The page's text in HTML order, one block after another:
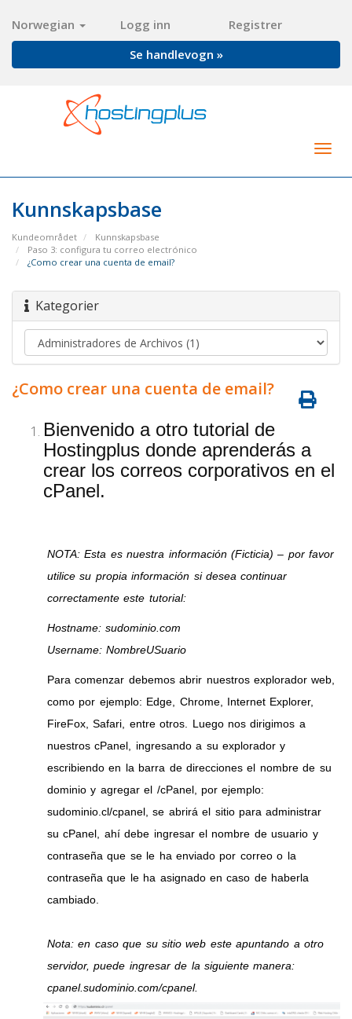
Norwegian Logg inn
Registrer
Se handlevogn »
Kunnskapsbase
Kundeområdet
Kunnskapsbase
Paso 3: configura tu correo electrónico
¿Como crear una cuenta de email?
Kategorier
¿Como crear una cuenta de email?
Bienvenido a otro tutorial de
Hostingplus donde aprenderás a
crear los correos corporativos en el
cPanel.
NOTA: Esta es nuestra información (Ficticia) – por favor
utilice su propia información si desea continuar
correctamente este tutorial:
Hostname: sudominio.com
Username: NombreUSuario
Para comenzar debemos abrir nuestros explorador web,
como por ejemplo: Edge, Chrome, Internet Explorer,
FireFox, Safari, entre otros. Luego nos dirigimos a
nuestros cPanel, ingresando a su explorador y
escribiendo en la barra de direcciones el nombre de su
dominio y agregar el /cPanel, por ejemplo:
sudominio.cl/cpanel, se abrirá el sitio para administrar
su cPanel, ahí debe ingresar el nombre de usuario y
contraseña que se le ha enviado por correo o la
contraseña que le ha asignado en caso de haberla
cambiado.
Nota: en caso que su sitio web este apuntando a otro
servidor, puede ingresar de la siguiente manera:
cpanel.sudominio.com/cpanel.